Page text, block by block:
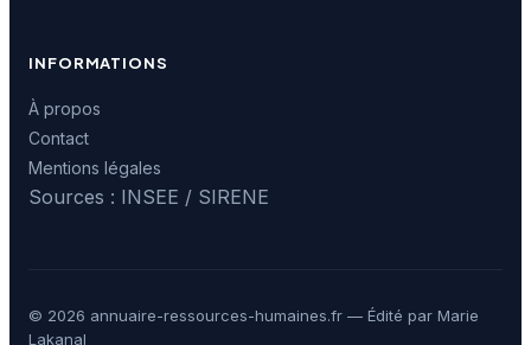
INFORMATIONS
À propos
Contact
Mentions légales
Sources : INSEE / SIRENE
© 2026 annuaire-ressources-humaines.fr — Édité par Marie
Lakanal